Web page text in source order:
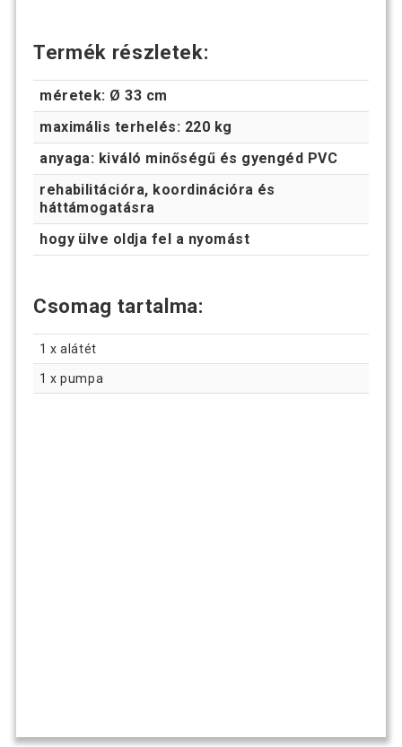
Termék részletek:
méretek: Ø 33 cm
maximális terhelés: 220 kg
anyaga: kiváló minőségű és gyengéd PVC
rehabilitációra, koordinációra és
háttámogatásra
hogy ülve oldja fel a nyomást
Csomag tartalma:
1 x alátét
1 x pumpa